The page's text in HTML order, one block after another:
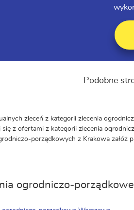
Podobne
zleceń z kategorii zlecenia
się z ofertami z kategorii zlecenia
porządkowych z Krakowa załóż
ogrodniczo-